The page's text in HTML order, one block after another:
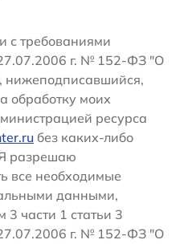
с требованиями
г. № 152-ФЗ "О
нижеподписавшийся,
обработку моих
ресурса
без каких-либо
разрешаю
все необходимые
данными,
части 1 статьи 3
г. № 152-ФЗ "О